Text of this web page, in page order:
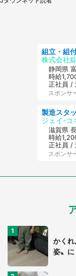
株式会社
静岡県
時給
正社員 /
スポンサ
ジェイ-コ
滋賀県
時給
正社員 /
スポンサ
かく
姿〟